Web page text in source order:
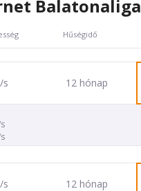
Balatonaliga
Hűségidő
s 12 hónap
s 12 hónap